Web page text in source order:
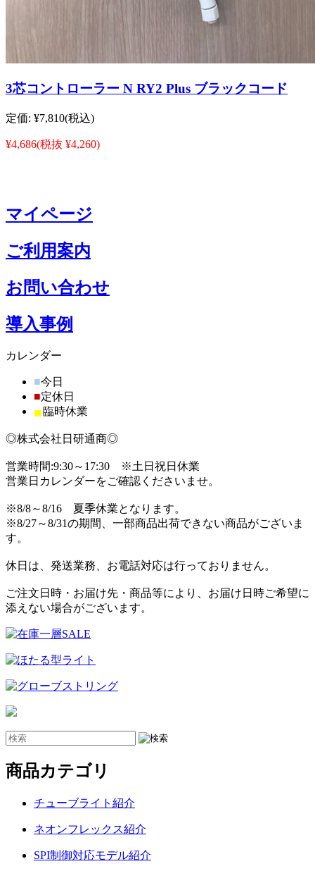
3芯コントローラー N RY2 Plus ブラックコード
定価: ¥7,810(税込)
¥4,686(税抜 ¥4,260)
マイページ
ご利用案内
お問い合わせ
導入事例
カレンダー
■今日
■定休日
■臨時休業
◎株式会社日研通商◎
営業時間:9:30～17:30 ※土日祝日休業
営業日カレンダーをご確認くださいませ。
※8/8～8/16 夏季休業となります。
※8/27～8/31の期間、一部商品出荷できない商品がございま
す。
休日は、発送業務、お電話対応は行っておりません。
ご注文日時・お届け先・商品等により、お届け日時ご希望に
添えない場合がございます。
商品カテゴリ
チューブライト紹介
ネオンフレックス紹介
SPI制御対応モデル紹介